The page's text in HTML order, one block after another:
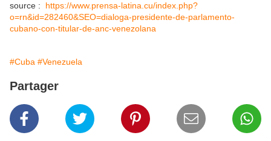
source : https://www.prensa-latina.cu/index.php?
o=rn&id=282460&SEO=dialoga-presidente-de-parlamento-
cubano-con-titular-de-anc-venezolana
#Cuba #Venezuela
Partager